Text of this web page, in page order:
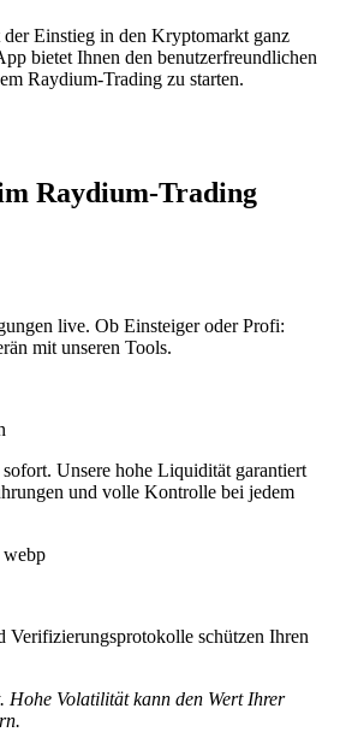
Einstieg in den Kryptomarkt ganz
bietet Ihnen den benutzerfreundlichen
Raydium-Trading zu starten.
Raydium-Trading
live. Ob Einsteiger oder Profi:
mit unseren Tools.
Unsere hohe Liquidität garantiert
und volle Kontrolle bei jedem
Verifizierungsprotokolle schützen Ihren
Hohe Volatilität kann den Wert Ihrer